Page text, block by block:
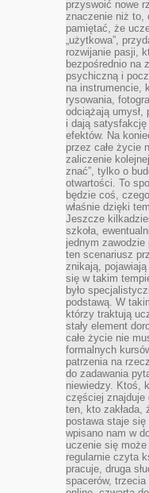
przyswoić nowe
znaczenie niż to,
pamiętać, że
„użytkowa”,
rozwijanie pasji,
bezpośrednio na
psychiczną i
na instrumencie,
rysowania,
odciążają umysł,
i dają
efektów. Na
przez całe życie
zaliczenie
znać”, tylko o
otwartości. To
będzie coś,
właśnie dzięki
Jeszcze
szkoła,
jednym
ten scenariusz
znikają,
się w takim
było
podstawą. W
którzy traktują
stały element
całe życie nie
formalnych
patrzenia na
do zadawania
niewiedzy. Ktoś,
częściej znajduje
ten, kto zakłada,
postawa staje
wpisano nam w
uczenie się
regularnie czyta
pracuje, druga
spacerów,